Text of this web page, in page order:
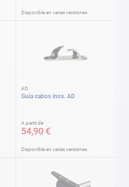
Disponible en varias versiones
AD
Guía cabos inox. AD
A partir de
54,90 €
Disponible en varias versiones